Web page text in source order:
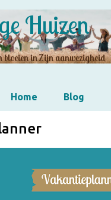
naar
Huizen
bloeien in Zijn aanwezigheid
Home Blog